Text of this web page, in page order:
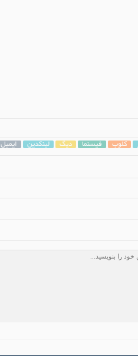
ایمیل لینکدین دیگ فیسنما کلوب